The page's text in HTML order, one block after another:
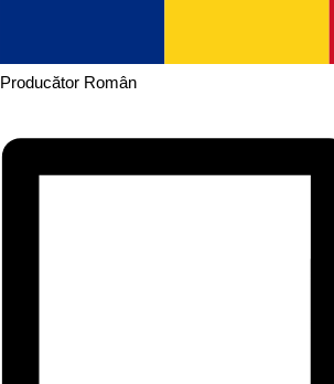
Producător Român